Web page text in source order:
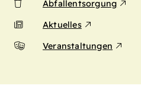
Abfallentsorgung
Aktuelles
Veranstaltungen